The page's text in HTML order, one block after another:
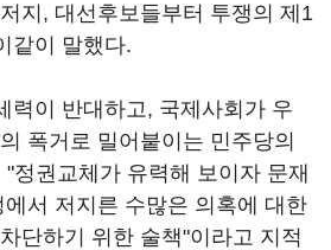
지, 대선후보들부터 투쟁의 제1
같이 말했다.
력이 반대하고, 국제사회가 우
폭거로 밀어붙이는 민주당의
정권교체가 유력해 보이자 문재
서 저지른 수많은 의혹에 대한
단하기 위한 술책"이라고 지적